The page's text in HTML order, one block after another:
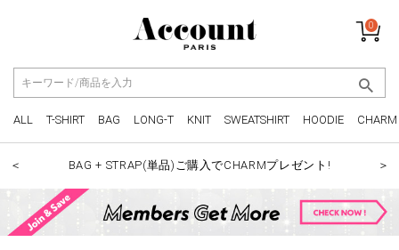
0
ALL T-SHIRT BAG LONG-T KNIT SWEATSHIRT HOODIE CHARM
＜ BAG + STRAP(単品)ご購入でCHARMプレゼント! ＞